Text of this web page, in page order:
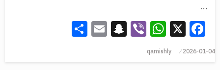
…
Facebook
X
WhatsApp
Viber
Snapchat
Email
2026-01-04
qamishly